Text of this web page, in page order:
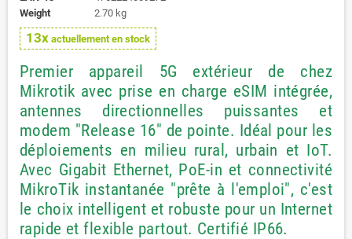
Weight
2.70 kg
13x actuellement en stock
Premier appareil 5G extérieur de chez
Mikrotik avec prise en charge eSIM intégrée,
antennes directionnelles puissantes et
modem "Release 16" de pointe. Idéal pour les
déploiements en milieu rural, urbain et IoT.
Avec Gigabit Ethernet, PoE-in et connectivité
MikroTik instantanée "prête à l'emploi", c'est
le choix intelligent et robuste pour un Internet
rapide et flexible partout. Certifié IP66.